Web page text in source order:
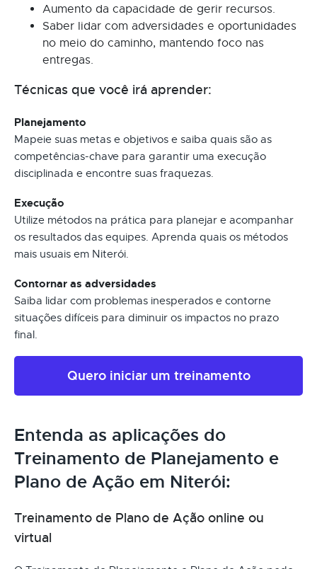
Aumento da capacidade de gerir recursos.
Saber lidar com adversidades e oportunidades
no meio do caminho, mantendo foco nas
entregas.
Técnicas que você irá aprender:
Planejamento
Mapeie suas metas e objetivos e saiba quais são as
competências-chave para garantir uma execução
disciplinada e encontre suas fraquezas.
Execução
Utilize métodos na prática para planejar e acompanhar
os resultados das equipes. Aprenda quais os métodos
mais usuais em Niterói.
Contornar as adversidades
Saiba lidar com problemas inesperados e contorne
situações difíceis para diminuir os impactos no prazo
final.
Quero iniciar um treinamento
Entenda as aplicações do
Treinamento de Planejamento e
Plano de Ação em Niterói:
Treinamento de Plano de Ação online ou
virtual